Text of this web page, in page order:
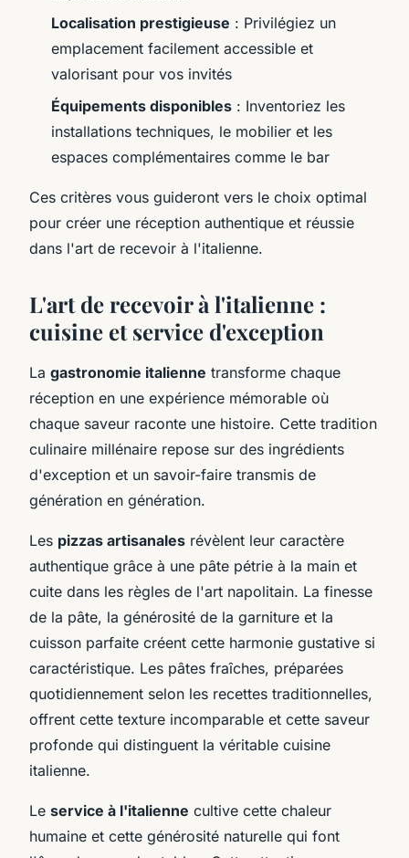
Localisation prestigieuse : Privilégiez un
emplacement facilement accessible et
valorisant pour vos invités
Équipements disponibles : Inventoriez les
installations techniques, le mobilier et les
espaces complémentaires comme le bar
Ces critères vous guideront vers le choix optimal
pour créer une réception authentique et réussie
dans l'art de recevoir à l'italienne.
L'art de recevoir à l'italienne :
cuisine et service d'exception
La gastronomie italienne transforme chaque
réception en une expérience mémorable où
chaque saveur raconte une histoire. Cette tradition
culinaire millénaire repose sur des ingrédients
d'exception et un savoir-faire transmis de
génération en génération.
Les pizzas artisanales révèlent leur caractère
authentique grâce à une pâte pétrie à la main et
cuite dans les règles de l'art napolitain. La finesse
de la pâte, la générosité de la garniture et la
cuisson parfaite créent cette harmonie gustative si
caractéristique. Les pâtes fraîches, préparées
quotidiennement selon les recettes traditionnelles,
offrent cette texture incomparable et cette saveur
profonde qui distinguent la véritable cuisine
italienne.
Le service à l'italienne cultive cette chaleur
humaine et cette générosité naturelle qui font